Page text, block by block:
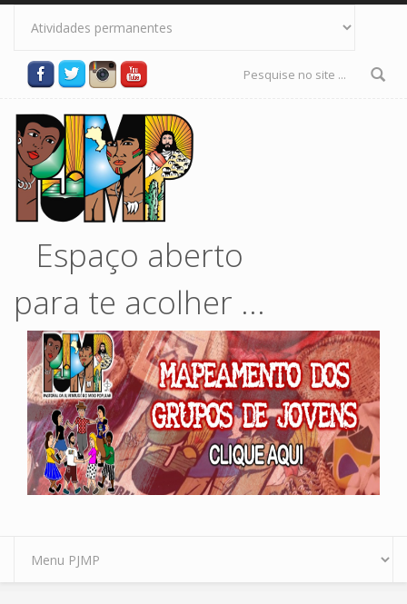
Pular para o conteúdo principal
Formulário
Espaço aberto
para te acolher ...